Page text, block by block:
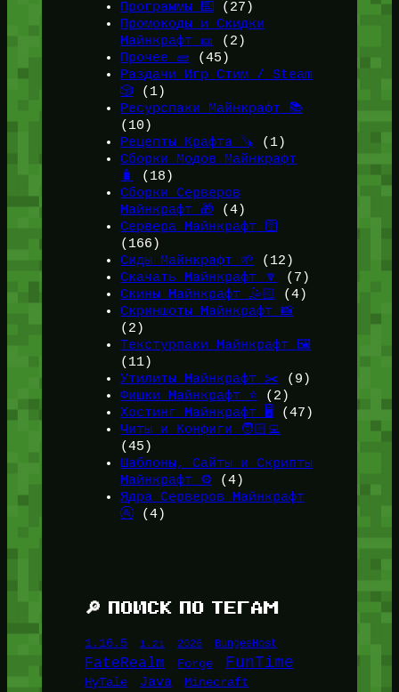
Программы ⌨️(27)
Промокоды и Скидки
Майнкрафт 🎫
(2)
Прочее 🧱 (45)
Раздачи Игр Стим / Steam
🎲 (1)
Ресурспаки Майнкрафт 📚
(10)
Рецепты Крафта 🪚 (1)
Сборки Модов Майнкрафт
🧳
(18)
Сборки Серверов
Майнкрафт 🎁 (4)
Сервера Майнкрафт 🛜
(166)
Сиды Майнкрафт 🌱
(12)
Скачать Майнкрафт 🔽
(7)
Скины Майнкрафт 🤹🏻
(4)
Скриншоты Майнкрафт 📸
(2)
Текстурпаки Майнкрафт 🖼️
(11)
Утилиты Майнкрафт ✂️ (9)
Фишки Майнкрафт ⭐(2)
Хостинг Майнкрафт 🖥️ (47)
Читы и Конфиги 🧑🏻‍💻
(45)
Шаблоны, Сайты и Скрипты
Майнкрафт ⚙️ (4)
Ядра Серверов Майнкрафт
🚰(4)
🔎 ПОИСК ПО ТЕГАМ
1.16.5 1.21 2026 BungeeHost
FateRealm Forge FunTime
HyTale Java Minecraft